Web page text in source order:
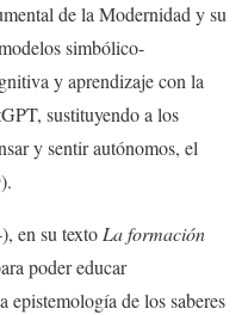
de la Modernidad y su
simbólico-
y aprendizaje con la
sustituyendo a los
y sentir autónomos, el
en su textoLa formación
poder educar
epistemología de los saberes